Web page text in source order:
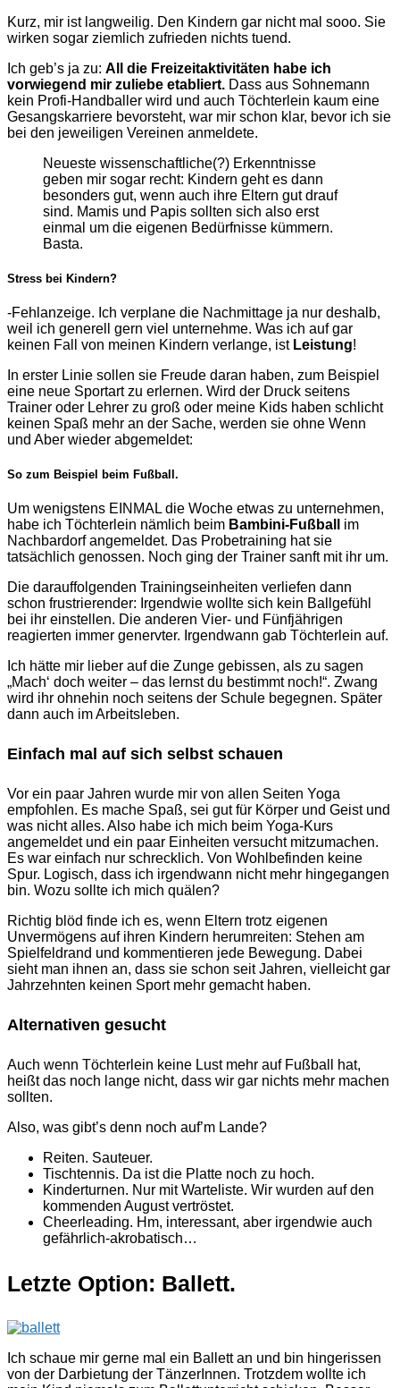
Kurz, mir ist langweilig. Den Kindern gar nicht mal sooo. Sie
wirken sogar ziemlich zufrieden nichts tuend.
Ich geb’s ja zu: All die Freizeitaktivitäten habe ich
vorwiegend mir zuliebe etabliert. Dass aus Sohnemann
kein Profi-Handballer wird und auch Töchterlein kaum eine
Gesangskarriere bevorsteht, war mir schon klar, bevor ich sie
bei den jeweiligen Vereinen anmeldete.
Neueste wissenschaftliche(?) Erkenntnisse
geben mir sogar recht: Kindern geht es dann
besonders gut, wenn auch ihre Eltern gut drauf
sind. Mamis und Papis sollten sich also erst
einmal um die eigenen Bedürfnisse kümmern.
Basta.
Stress bei Kindern?
-Fehlanzeige. Ich verplane die Nachmittage ja nur deshalb,
weil ich generell gern viel unternehme. Was ich auf gar
keinen Fall von meinen Kindern verlange, ist Leistung!
In erster Linie sollen sie Freude daran haben, zum Beispiel
eine neue Sportart zu erlernen. Wird der Druck seitens
Trainer oder Lehrer zu groß oder meine Kids haben schlicht
keinen Spaß mehr an der Sache, werden sie ohne Wenn
und Aber wieder abgemeldet:
So zum Beispiel beim Fußball.
Um wenigstens EINMAL die Woche etwas zu unternehmen,
habe ich Töchterlein nämlich beim Bambini-Fußball
im
Nachbardorf angemeldet. Das Probetraining hat sie
tatsächlich genossen. Noch ging der Trainer sanft mit ihr um.
Die darauffolgenden Trainingseinheiten verliefen dann
schon frustrierender: Irgendwie wollte sich kein Ballgefühl
bei ihr einstellen. Die anderen Vier- und Fünfjährigen
reagierten immer genervter. Irgendwann gab Töchterlein auf.
Ich hätte mir lieber auf die Zunge gebissen, als zu sagen
„Mach‘ doch weiter – das lernst du bestimmt noch!“. Zwang
wird ihr ohnehin noch seitens der Schule begegnen. Später
dann auch im Arbeitsleben.
Einfach mal auf sich selbst schauen
Vor ein paar Jahren wurde mir von allen Seiten Yoga
empfohlen. Es mache Spaß, sei gut für Körper und Geist und
was nicht alles. Also habe ich mich beim Yoga-Kurs
angemeldet und ein paar Einheiten versucht mitzumachen.
Es war einfach nur schrecklich. Von Wohlbefinden keine
Spur. Logisch, dass ich irgendwann nicht mehr hingegangen
bin. Wozu sollte ich mich quälen?
Richtig blöd finde ich es, wenn Eltern trotz eigenen
Unvermögens auf ihren Kindern herumreiten: Stehen am
Spielfeldrand und kommentieren jede Bewegung. Dabei
sieht man ihnen an, dass sie schon seit Jahren, vielleicht gar
Jahrzehnten keinen Sport mehr gemacht haben.
Alternativen gesucht
Auch wenn Töchterlein keine Lust mehr auf Fußball hat,
heißt das noch lange nicht, dass wir gar nichts mehr machen
sollten.
Also, was gibt’s denn noch auf’m Lande?
Reiten. Sauteuer.
Tischtennis. Da ist die Platte noch zu hoch.
Kinderturnen. Nur mit Warteliste. Wir wurden auf den
kommenden August vertröstet.
Cheerleading. Hm, interessant, aber irgendwie auch
gefährlich-akrobatisch…
Letzte Option: Ballett.
Ich schaue mir gerne mal ein Ballett an und bin hingerissen
von der Darbietung der TänzerInnen. Trotzdem wollte ich